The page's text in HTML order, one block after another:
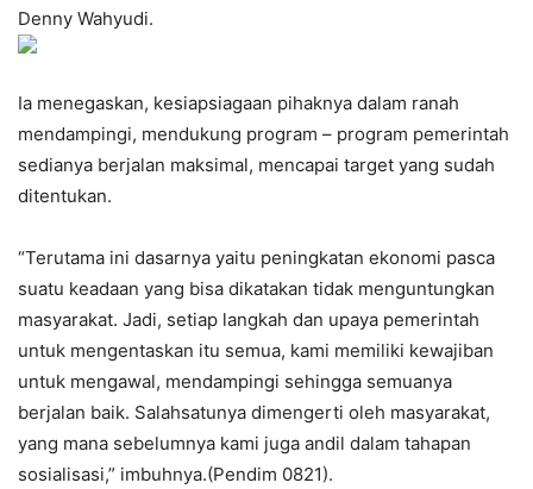
Denny Wahyudi.
Ia menegaskan, kesiapsiagaan pihaknya dalam ranah
mendampingi, mendukung program – program pemerintah
sedianya berjalan maksimal, mencapai target yang sudah
ditentukan.
“Terutama ini dasarnya yaitu peningkatan ekonomi pasca
suatu keadaan yang bisa dikatakan tidak menguntungkan
masyarakat. Jadi, setiap langkah dan upaya pemerintah
untuk mengentaskan itu semua, kami memiliki kewajiban
untuk mengawal, mendampingi sehingga semuanya
berjalan baik. Salahsatunya dimengerti oleh masyarakat,
yang mana sebelumnya kami juga andil dalam tahapan
sosialisasi,” imbuhnya.(Pendim 0821).